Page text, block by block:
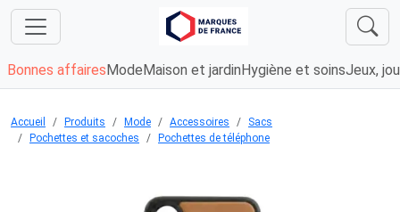
Bonnes affaires Mode Maison et jardin Hygiène et soinsJeux,
Accueil Produits Mode Accessoires
Sacs
Pochettes et sacoches
Pochettes de téléphone